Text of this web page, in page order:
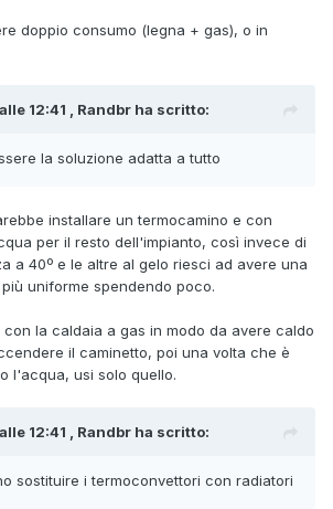
doppio consumo (legna + gas), o in
12:41 , Randbr ha scritto:
la soluzione adatta a tutto
installare un termocamino e con
per il resto dell'impianto, così invece di
a 40º e le altre al gelo riesci ad avere una
uniforme spendendo poco.
la caldaia a gas in modo da avere caldo
il caminetto, poi una volta che è
l'acqua, usi solo quello.
12:41 , Randbr ha scritto:
sostituire i termoconvettori con radiatori